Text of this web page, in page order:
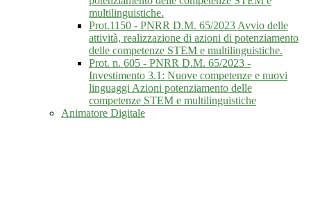
multilinguistiche.
Prot.1150 - PNRR D.M. 65/2023 Avvio delle
attività, realizzazione di azioni di potenziamento
delle competenze STEM e multilinguistiche.
Prot. n. 605 - PNRR D.M. 65/2023 -
Investimento 3.1: Nuove competenze e nuovi
linguaggi Azioni potenziamento delle
competenze STEM e multilinguistiche
Animatore Digitale